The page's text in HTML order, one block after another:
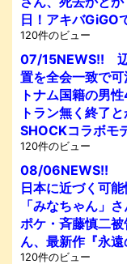
日！アキバGiGO
120件のビュー
07/15NEWS!! 辺
置を全会一致で
トナム国籍の男
トラン無く終了
SHOCKコラボモ
120件のビュー
08/06NEWS!! 「
日本に近づく可
「みなちゃん」
ポケ・斉藤慎二
ん、最新作『永
120件のビュー